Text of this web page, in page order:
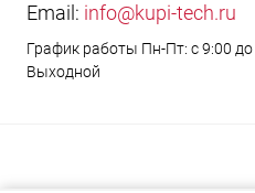
Email: info@kupi-tech.ru
График работы Пн-Пт: с 9:00
Выходной